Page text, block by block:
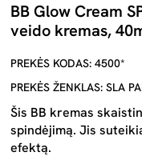
BB Glow Cream
veido kremas,
PREKĖS KODAS: 4500*
PREKĖS ŽENKLAS: SLA
Šis BB kremas
spindėjimą. Jis
efektą.